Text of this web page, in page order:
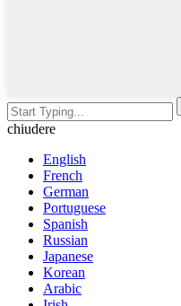
chiudere
English
French
German
Portuguese
Spanish
Russian
Japanese
Korean
Arabic